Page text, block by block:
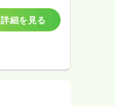
詳細を見る